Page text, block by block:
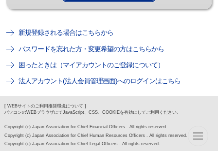
新規登録される場合はこちらから
パスワードを忘れた方・変更希望の方はこちらから
困ったときは（マイアカウントのご登録について）
法人アカウント(法人会員管理画面)へのログインはこちら
[ WEBサイトのご利用推奨環境について ]
パソコンのWEBブラウザにてJavaScript、CSS、COOKIEを有効にしてご利用ください。
Copyright (c) Japan Association for Chief Financial Officers . All rights reserved.
Copyright (c) Japan Association for Chief Human Resources Officers . All rights reserved.
Copyright (c) Japan Association for Chief Legal Officers . All rights reserved.